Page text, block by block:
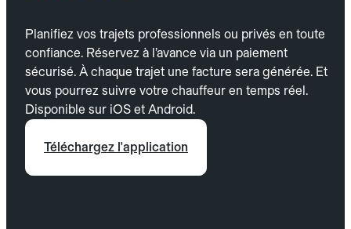
Planifiez vos trajets professionnels ou privés en toute
confiance. Réservez à l’avance via un paiement
sécurisé. À chaque trajet une facture sera générée. Et
vous pourrez suivre votre chauffeur en temps réel.
Disponible sur iOS et Android.
Téléchargez l'application